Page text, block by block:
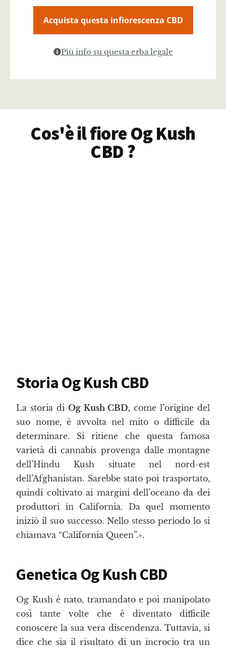
Acquista questa infiorescenza CBD
Più info su questa erba legale
Cos'è il fiore Og Kush
CBD ?
Storia Og Kush CBD
La storia di Og Kush CBD, come l’origine del
suo nome, è avvolta nel mito o difficile da
determinare. Si ritiene che questa famosa
varietà di cannabis provenga dalle montagne
dell’Hindu Kush situate nel nord-est
dell’Afghanistan. Sarebbe stato poi trasportato,
quindi coltivato ai margini dell’oceano da dei
produttori in California. Da quel momento
iniziò il suo successo. Nello stesso periodo lo si
chiamava “California Queen”.».
Genetica Og Kush CBD
Og Kush è nato, tramandato e poi manipolato
così tante volte che è diventato difficile
conoscere la sua vera discendenza. Tuttavia, si
dice che sia il risultato di un incrocio tra un